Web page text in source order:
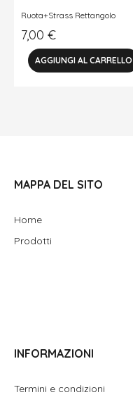
Ruota+Strass Rettangolo
7,00 €
MAPPA DEL SITO
Home
Prodotti
INFORMAZIONI
Termini e condizioni